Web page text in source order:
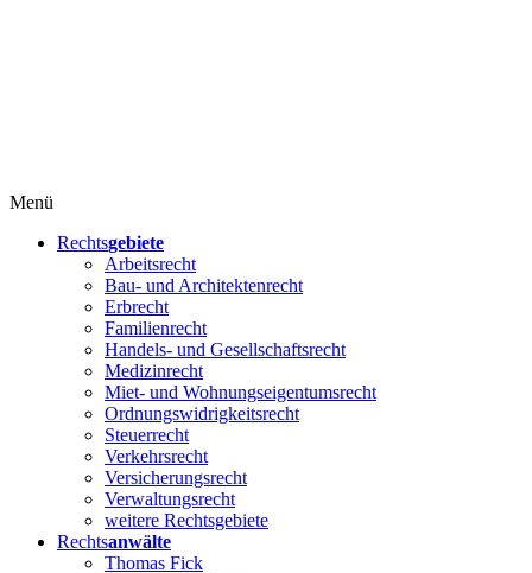
Menü
Rechtsgebiete
Arbeitsrecht
Bau- und Architektenrecht
Erbrecht
Familienrecht
Handels- und Gesellschaftsrecht
Medizinrecht
Miet- und Wohnungseigentumsrecht
Ordnungswidrigkeitsrecht
Steuerrecht
Verkehrsrecht
Versicherungsrecht
Verwaltungsrecht
weitere Rechtsgebiete
Rechtsanwälte
Thomas Fick